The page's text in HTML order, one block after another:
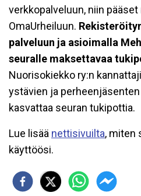
verkkopalveluun, niin
OmaUrheiluun.
palveluun ja asioimalla
seuralle maksettavaa
Nuorisokiekko ry:n
ystävien ja
kasvattaa seuran tukipottia.
Lue lisää nettisivuilta, miten
käyttöösi.